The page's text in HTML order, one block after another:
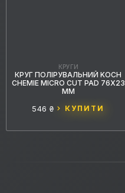
КРУГИ
КРУГ ПОЛІРУВАЛЬНИЙ KOCH
CHEMIE MICRO CUT PAD 76X23
ММ
546 ₴ КУПИТИ